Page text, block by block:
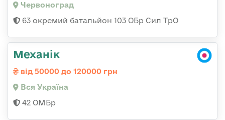
Червоноград
63 окремий батальйон 103 ОБр Сил ТрО
Механік
від 50000 до 120000 грн
Вся Україна
42 ОМБр